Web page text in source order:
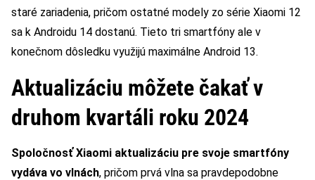
staré zariadenia, pričom ostatné modely zo série Xiaomi 12
sa k Androidu 14 dostanú. Tieto tri smartfóny ale v
konečnom dôsledku využijú maximálne Android 13.
Aktualizáciu môžete čakať v
druhom kvartáli roku 2024
Spoločnosť Xiaomi aktualizáciu pre svoje smartfóny
vydáva vo vlnách, pričom prvá vlna sa pravdepodobne